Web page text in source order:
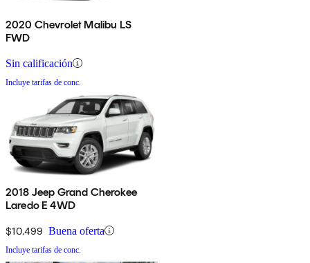
2020 Chevrolet Malibu LS
FWD
Sin calificación
Incluye tarifas de conc.
2018 Jeep Grand Cherokee
Laredo E 4WD
$10,499 Buena oferta
Incluye tarifas de conc.